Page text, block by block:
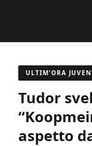
contenuto
ULTIM'ORA
Tudor
aspetto